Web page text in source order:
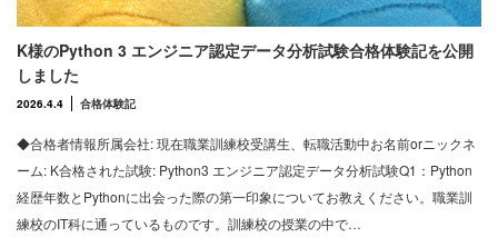
K様のPython 3 エンジニア認定データ分析試験合格体験記を公開
しました
2026.4.4 合格体験記
◆合格者情報所属会社: 現在職業訓練校受講生、転職活動中お名前orニックネ
ーム: K合格された試験: Python3 エンジニア認定データ分析試験Q1：Python
経歴年数とPythonに出会った際の第一印象についてお教えください。職業訓
練校のIT科に通っているものです。訓練校の授業の中で…